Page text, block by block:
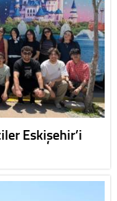
Eskişehir’i